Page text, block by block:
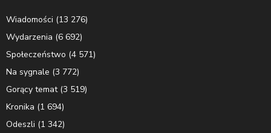
Wiadomości (13 276)
Wydarzenia (6 692)
Społeczeństwo (4 571)
Na sygnale (3 772)
Gorący temat(3 519)
Kronika (1 694)
Odeszli (1 342)